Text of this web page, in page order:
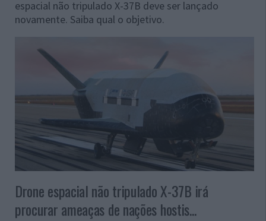
espacial não tripulado X-37B deve ser lançado
novamente. Saiba qual o objetivo.
Drone espacial não tripulado X-37B irá
procurar ameaças de nações hostis...